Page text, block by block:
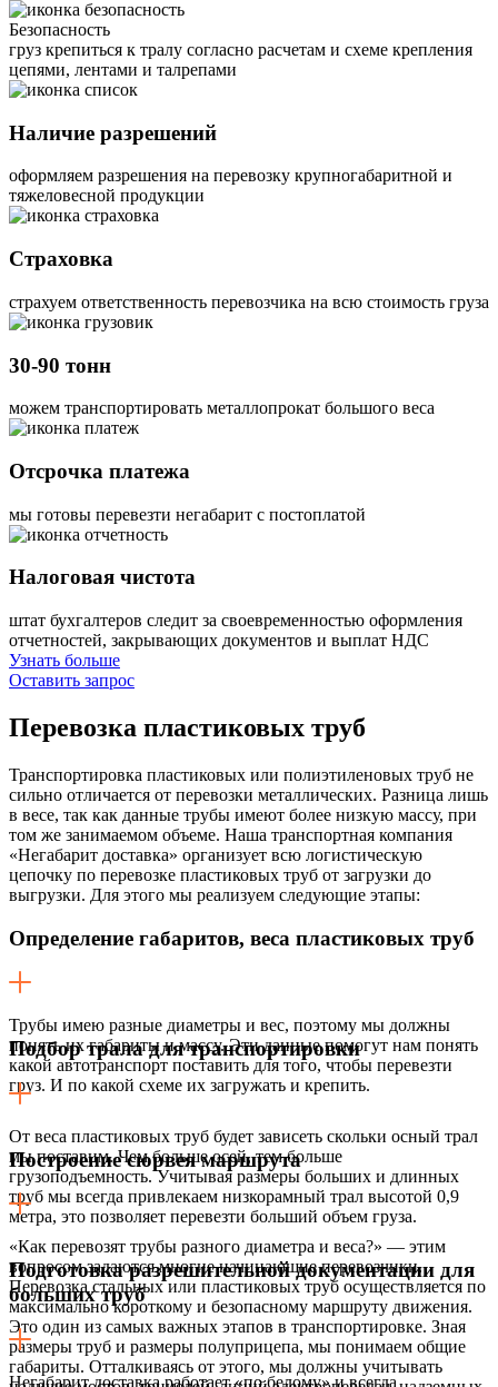
Безопасность
груз крепиться к тралу согласно расчетам и схеме крепления
цепями, лентами и талрепами
Наличие разрешений
оформляем разрешения на перевозку крупногабаритной и
тяжеловесной продукции
Страховка
страхуем ответственность перевозчика на всю стоимость груза
30-90 тонн
можем транспортировать металлопрокат большого веса
Отсрочка платежа
мы готовы перевезти негабарит с постоплатой
Налоговая чистота
штат бухгалтеров следит за своевременностью оформления
отчетностей, закрывающих документов и выплат НДС
Узнать больше
Оставить запрос
Перевозка пластиковых труб
Транспортировка пластиковых или полиэтиленовых труб не
сильно отличается от перевозки металлических. Разница лишь
в весе, так как данные трубы имеют более низкую массу, при
том же занимаемом объеме. Наша транспортная компания
«Негабарит доставка» организует всю логистическую
цепочку по перевозке пластиковых труб от загрузки до
выгрузки. Для этого мы реализуем следующие этапы:
Определение габаритов, веса пластиковых труб
Трубы имею разные диаметры и вес, поэтому мы должны
понять их габариты и массу. Эти данные помогут нам понять
какой автотранспорт поставить для того, чтобы перевезти
груз. И по какой схеме их загружать и крепить.
Подбор трала для транспортировки
От веса пластиковых труб будет зависеть скольки осный трал
мы поставим. Чем больше осей, тем больше
грузоподъемность. Учитывая размеры больших и длинных
труб мы всегда привлекаем низкорамный трал высотой 0,9
метра, это позволяет перевезти больший объем груза.
Построение сюрвея маршрута
«Как перевозят трубы разного диаметра и веса?» — этим
вопросом задаются многие начинающие перевозчики.
Перевозка стальных или пластиковых труб осуществляется по
максимально короткому и безопасному маршруту движения.
Это один из самых важных этапов в транспортировке. Зная
размеры труб и размеры полуприцепа, мы понимаем общие
габариты. Отталкиваясь от этого, мы должны учитывать
Подготовка разрешительной документации для
больших труб
Негабарит доставка работает «по белому» и всегда